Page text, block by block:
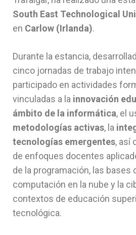
South East Technological
en Carlow (Irlanda).
Durante la estancia,
cinco jornadas de trabajo
participado en actividades
vinculadas a la innovación
ámbito de la informática, el
metodologías activas, la
tecnologías emergentes, así
de enfoques docentes
de la programación, las bases
computación en la nube y la
contextos de educación
tecnológica.